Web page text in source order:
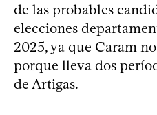
de las probables
elecciones
2025, ya que Caram
porque lleva dos
de Artigas.